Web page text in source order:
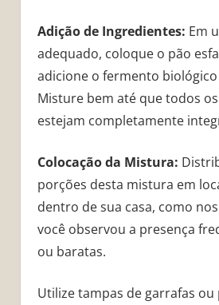
Adição de Ingredientes: Em
adequado, coloque o pão
adicione o fermento biológico
Misture bem até que todos
estejam completamente
Colocação da Mistura:
porções desta mistura em
dentro de sua casa, como
você observou a presença
ou baratas.
Utilize tampas de garrafas ou